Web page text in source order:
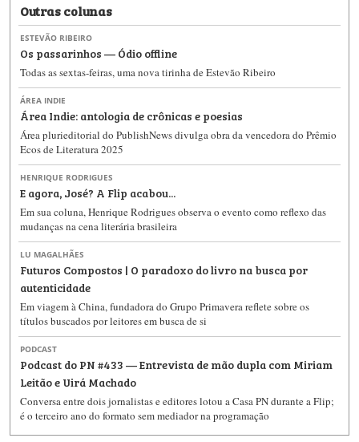
Outras colunas
ESTEVÃO RIBEIRO
Os passarinhos — Ódio offline
Todas as sextas-feiras, uma nova tirinha de Estevão Ribeiro
ÁREA INDIE
Área Indie: antologia de crônicas e poesias
Área plurieditorial do PublishNews divulga obra da vencedora do Prêmio
Ecos de Literatura 2025
HENRIQUE RODRIGUES
E agora, José? A Flip acabou...
Em sua coluna, Henrique Rodrigues observa o evento como reflexo das
mudanças na cena literária brasileira
LU MAGALHÃES
Futuros Compostos | O paradoxo do livro na busca por
autenticidade
Em viagem à China, fundadora do Grupo Primavera reflete sobre os
títulos buscados por leitores em busca de si
PODCAST
Podcast do PN #433 — Entrevista de mão dupla com Miriam
Leitão e Uirá Machado
Conversa entre dois jornalistas e editores lotou a Casa PN durante a Flip;
é o terceiro ano do formato sem mediador na programação